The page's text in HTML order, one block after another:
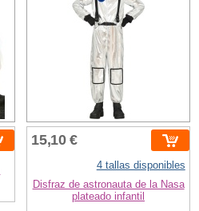
15,10 €
4 tallas disponibles
Disfraz de astronauta de la Nasa
plateado infantil